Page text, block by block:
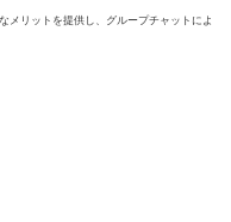
メリットを提供し、グループチャットによ